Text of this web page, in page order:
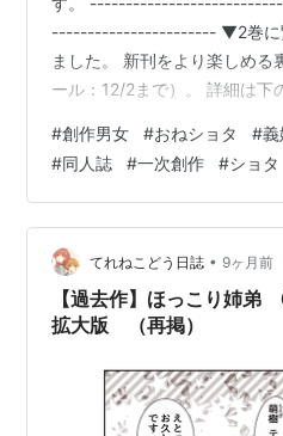
----------------------- ▼2巻に
ました。 新刊をより楽しめる
ール：12/2まで）。 詳細は下
#創作男女 #おねショタ #義
#同人誌 #一次創作 #ショタ
てれねこどう日誌 • 9ヶ月前
【過去作】ほっこり姉
拡大版 （再掲）